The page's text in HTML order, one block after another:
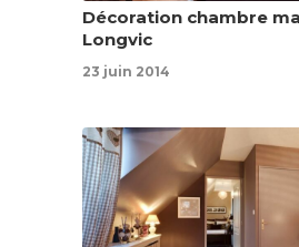
Décoration chambre
Longvic
23 juin 2014